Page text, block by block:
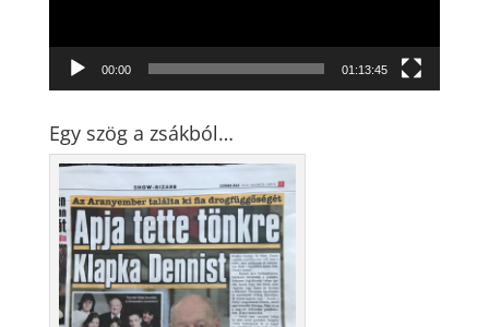
00:00 01:13:45
Egy szög a zsákból…